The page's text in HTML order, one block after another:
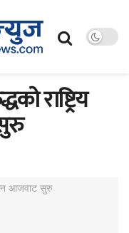
राष्ट्रिय